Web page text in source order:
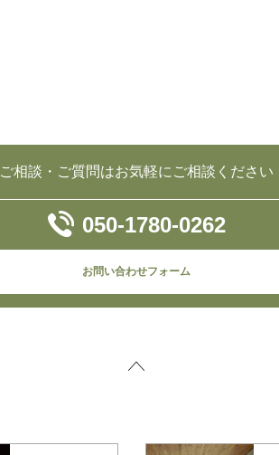
ご相談・ご質問はお気軽にご相談ください
050-1780-0262
お問い合わせフォーム